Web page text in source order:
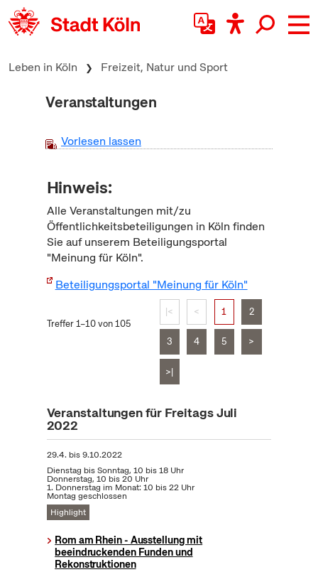
zum Inhalt springen
Leben in Köln Freizeit, Natur und Sport
Veranstaltungen
Vorlesen lassen
Hinweis:
Alle Veranstaltungen mit/zu
Öffentlichkeitsbeteiligungen in Köln finden
Sie auf unserem Beteiligungsportal
"Meinung für Köln".
Beteiligungsportal "Meinung für Köln"
Treffer 1–10 von 105
|< < 1 2
3 4 5 >
>|
Veranstaltungen für Freitags Juli
2022
29.4. bis9.10.2022
Dienstag bis Sonntag, 10 bis 18 Uhr
Donnerstag, 10 bis 20 Uhr
1. Donnerstag im Monat: 10 bis 22 Uhr
Montag geschlossen
Highlight
Rom am Rhein - Ausstellung mit
beeindruckenden Funden und
Rekonstruktionen